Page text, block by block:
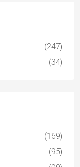
(247)
(34)
(169)
(95)